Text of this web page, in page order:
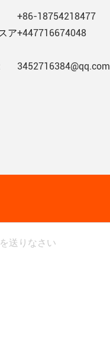
+86-18754218477
ア+447716674048
3452716384@qq.com